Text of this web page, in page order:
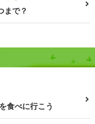
まで？
食べに行こう